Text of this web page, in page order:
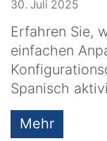
30. Juli 2025
Erfahren Sie,
einfachen
Spanisch
Mehr